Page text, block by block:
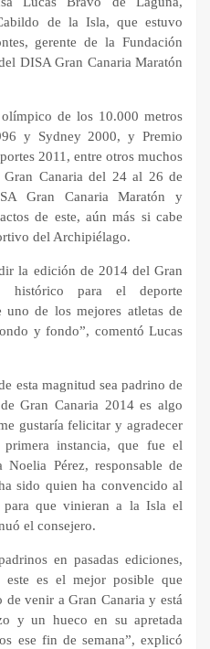
de la Isla, que estuvo
gerente de la Fundación
DISA Gran Canaria Maratón
de los 10.000 metros
y Sydney 2000, y Premio
2011, entre otros muchos
Gran Canaria del 24 al 26 de
Gran Canaria Maratón y
de este, aún más si cabe
del Archipiélago.
la edición de 2014 del Gran
histórico para el deporte
de los mejores atletas de
y fondo”, comentó Lucas
esta magnitud sea padrino de
Gran Canaria 2014 es algo
gustaría felicitar y agradecer
instancia, que fue el
Pérez, responsable de
sido quien ha convencido al
para que vinieran a la Isla el
el consejero.
en pasadas ediciones,
este es el mejor posible que
de venir a Gran Canaria y está
y un hueco en su apretada
ese fin de semana”, explicó